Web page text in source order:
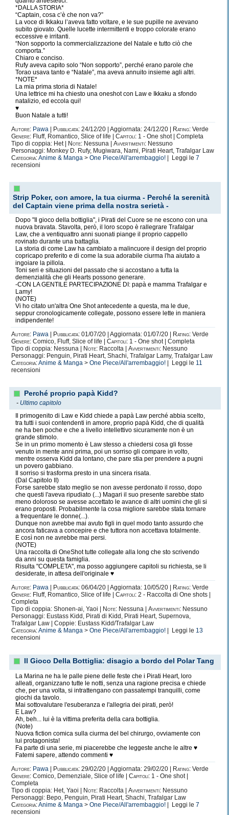
*DALLA STORIA*
“Captain, cosa c’è che non va?”
La voce di Ikkaku l’aveva fatto voltare, e le sue pupille ne avevano
subito giovato. Quelle lucette intermittenti e troppo colorate erano
eccessive e irritanti.
“Non sopporto la commercializzazione del Natale e tutto ciò che
comporta.”
Chiaro e conciso.
Rufy aveva capito solo “Non sopporto”, perché erano parole che
Torao usava tanto e “Natale”, ma aveva annuito insieme agli altri.
*NOTE*
La mia prima storia di Natale!
Una lettrice mi ha chiesto una oneshot con Law e Ikkaku a sfondo
natalizio, ed eccola qui!
♥
Buon Natale a tutti!
Autore: Pawa Pubblicata: 24/12/20 | Aggiornata: 24/12/20 | Rating: Verde
Genere: Fluff, Romantico, Slice of life | Capitoli: 1 - One shot | Completa
Tipo di coppia: Het |
Note: Nessuna | Avvertimenti: Nessuno
Personaggi: Monkey D. Rufy, Mugiwara, Nami, Pirati Heart, Trafalgar Law
Categoria:Anime & Manga > One Piece/All'arrembaggio! | Leggi le 7
recensioni
Strip Poker, con amore, la tua ciurma - Perché la serenità
del Captain viene prima della nostra serietà -
Dopo "Il gioco della bottiglia", i Pirati del Cuore se ne escono con una
nuova bravata. Stavolta, però, il loro scopo è rallegrare Trafalgar
Law, che a ventiquattro anni suonati piange il proprio cappello
rovinato durante una battaglia.
La storia di come Law ha cambiato a malincuore il design del proprio
copricapo preferito e di come la sua adorabile ciurma l'ha aiutato a
ingoiare la pillola.
Toni seri e situazioni del passato che si accostano a tutta la
demenzialità che gli Hearts possono generare.
-CON LA GENTILE PARTECIPAZIONE DI: papà e mamma Trafalgar e
Lamy!
(NOTE)
Vi ho citato un'altra One Shot antecedente a questa, ma le due,
seppur cronologicamente collegate, possono essere lette in maniera
indipendente!
Autore: Pawa Pubblicata: 01/07/20 | Aggiornata: 01/07/20 | Rating: Verde
Genere: Comico, Fluff, Slice of life | Capitoli: 1 - One shot | Completa
Tipo di coppia: Nessuna |
Note: Raccolta | Avvertimenti: Nessuno
Personaggi: Penguin, Pirati Heart, Shachi, Trafalgar Lamy, Trafalgar Law
Categoria:Anime & Manga > One Piece/All'arrembaggio! | Leggi le 11
recensioni
Perché proprio papà Kidd?
- Ultimo capitolo
Il primogenito di Law e Kidd chiede a papà Law perché abbia scelto,
tra tutti i suoi contendenti in amore, proprio papà Kidd, che di qualità
ne ha ben poche e che a livello intellettivo sicuramente non è un
grande stimolo.
Se in un primo momento è Law stesso a chiedersi cosa gli fosse
venuto in mente anni prima, poi un sorriso gli compare in volto,
mentre osserva Kidd da lontano, che pare stia per prendere a pugni
un povero gabbiano.
Il sorriso si trasforma presto in una sincera risata.
(Dal Capitolo II)
Forse sarebbe stato meglio se non avesse perdonato il rosso, dopo
che questi l'aveva ripudiato (...) Magari il suo presente sarebbe stato
meno doloroso se avesse accettato le avance di altri uomini che gli si
erano proposti. Probabilmente la cosa migliore sarebbe stata tornare
a frequentare le donne(...).
Dunque non avrebbe mai avuto figli in quel modo tanto assurdo che
ancora faticava a concepire e che tuttora non accettava totalmente.
E così non ne avrebbe mai persi.
(NOTE)
Una raccolta di OneShot tutte collegate alla long che sto scrivendo
da anni su questa famiglia.
Risulta "COMPLETA", ma posso aggiungere capitoli su richiesta, se li
desiderate, in attesa dell'originale ♥
Autore: Pawa Pubblicata: 06/04/20 | Aggiornata: 10/05/20 | Rating: Verde
Genere: Fluff, Romantico, Slice of life | Capitoli: 2 - Raccolta di One shots |
Completa
Tipo di coppia: Shonen-ai, Yaoi |
Note: Nessuna | Avvertimenti: Nessuno
Personaggi: Eustass Kidd, Pirati di Kidd, Pirati Heart, Supernova,
Trafalgar Law | Coppie: Eustass Kidd/Trafalgar Law
Categoria:Anime & Manga > One Piece/All'arrembaggio! | Leggi le 13
recensioni
Il Gioco Della Bottiglia: disagio a bordo del Polar Tang
La Marina ne ha le palle piene delle feste che i Pirati Heart, loro
alleati, organizzano tutte le notti, senza una ragione precisa e chiede
che, per una volta, si intrattengano con passatempi tranquilli, come
giochi da tavolo.
Mai sottovalutare l'esuberanza e l'allegria dei pirati, però!
E Law?
Ah, beh... lui è la vittima preferita della cara bottiglia.
(Note)
Nuova fiction comica sulla ciurma del bel chirurgo, ovviamente con
lui protagonista!
Fa parte di una serie, mi piacerebbe che leggeste anche le altre ♥
Fatemi sapere, attendo commenti ♥
Autore: Pawa Pubblicata: 29/02/20 | Aggiornata: 29/02/20 | Rating: Verde
Genere: Comico, Demenziale, Slice of life | Capitoli: 1 - One shot |
Completa
Tipo di coppia: Het, Yaoi |
Note: Raccolta | Avvertimenti: Nessuno
Personaggi: Bepo, Penguin, Pirati Heart, Shachi, Trafalgar Law
Categoria:Anime & Manga > One Piece/All'arrembaggio! | Leggi le 7
recensioni